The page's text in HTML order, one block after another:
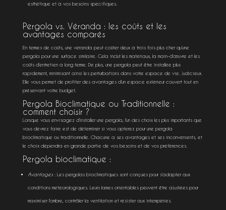
esthétique et à vos besoins spécifiques.
Pergola vs. Véranda : les coûts et les
avantages comparés
En termes de coûts, une véranda peut coûter deux à trois fois plus cher qu’une
pergola pour une surface similaire. Cela inclut les matériaux, la main-d’œuvre et les
coûts d’entretien à long terme. De plus, une pergola peut être installée plus
rapidement, minimisant ainsi les perturbations dans votre espace de vie. judicieux.
Elle vous permet de profiter des avantages d’un espace extérieur couvert tout en
préservant votre budget.
Pergola Bioclimatique ou Traditionnelle :
comment choisir ?
Lorsque vous envisagez d’installer une pergola, l’un des choix les plus importants que
vous devrez faire est de déterminer si vous opterez pour une pergola
bioclimatique ou traditionnelle. Chacune a ses avantages et ses inconvénients, et
le choix dépendra en grande partie de vos besoins et de vos préférences.
Pergola bioclimatique :
Avantages: Les pergolas bioclimatiques sont conçues pour s’adapter aux
conditions météorologiques. Leurs lames orientables peuvent être ajustées pour
maximiser l’ombre, contrôler la ventilation et résister aux intempéries.